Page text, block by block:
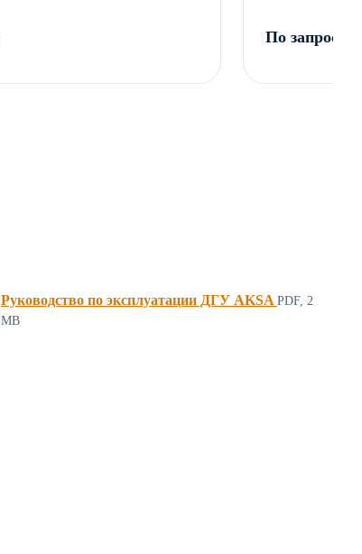
По запросу
Руководство по эксплуатации ДГУ AKSA PDF, 2
MBФайл для скачивания, формат PDF, размер 2 мегабайт